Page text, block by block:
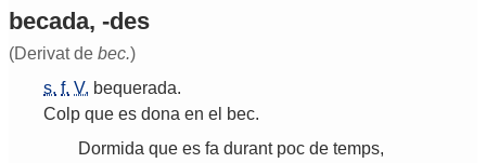
becada, -des
(Derivat de bec.)
s. f. V. bequerada.
Colp que es dona en el bec.
Dormida que es fa durant poc de temps,